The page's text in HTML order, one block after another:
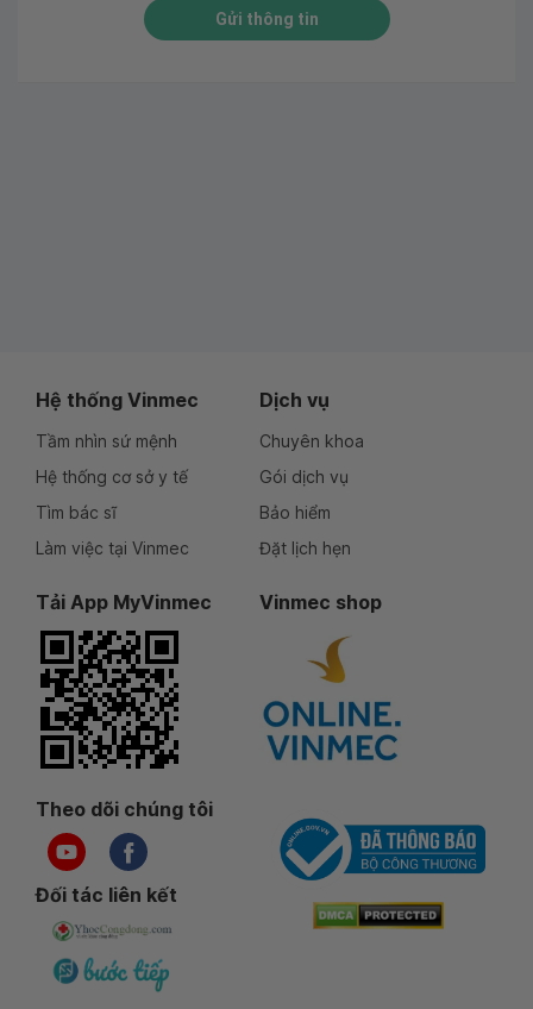
Gửi thông tin
Hệ thống Vinmec
Tầm nhìn sứ mệnh
Hệ thống cơ sở y tế
Tìm bác sĩ
Làm việc tại Vinmec
Dịch vụ
Chuyên khoa
Gói dịch vụ
Bảo hiểm
Đặt lịch hẹn
Tải App MyVinmec Vinmec shop
Theo dõi chúng tôi
Đối tác liên kết